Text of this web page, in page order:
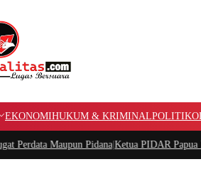
EKONOMIHUKUM & KRIMINALPOLITIK
Pidana |Ketua PIDAR Papua Barat